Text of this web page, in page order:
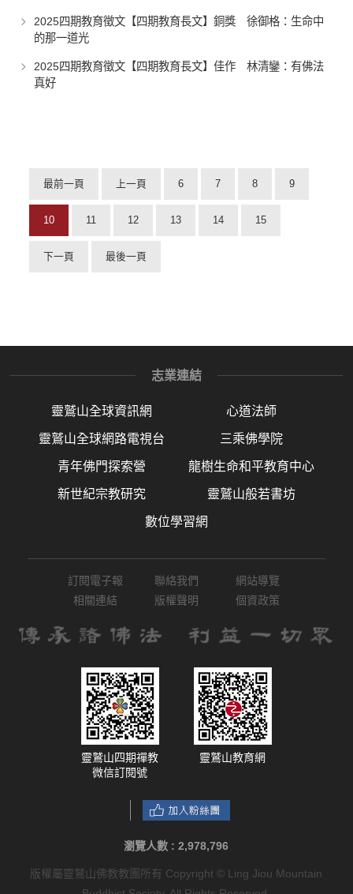
2025四期教育徵文【四期教育長文】銅獎 徐御格：生命中
的那一道光
2025四期教育徵文【四期教育長文】佳作 林清鑾：有佛法
真好
最前一頁 上一頁 6 7 8 9
10 11 12 13 14 15
下一頁 最後一頁
志業連結
靈鷲山全球資訊網 心道法師
靈鷲山全球網路電視台 三乘佛學院
青年佛門探索營 龍樹生命和平教育中心
新世紀宗教研究 靈鷲山般若書坊
數位學習網
訂閱電子報 聯絡我們
網站導覽
相關連結
版權聲明 個資政策
靈鷲山四期禪教
微信訂閱號
靈鷲山教育網
瀏覽人數 :2,978,796
版權屬靈鷲山佛教教團所有 Copyright © Ling Jiou Mountain